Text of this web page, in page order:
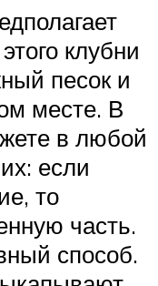
клубни
песок и
месте. В
в любой
если
то
часть.
способ.